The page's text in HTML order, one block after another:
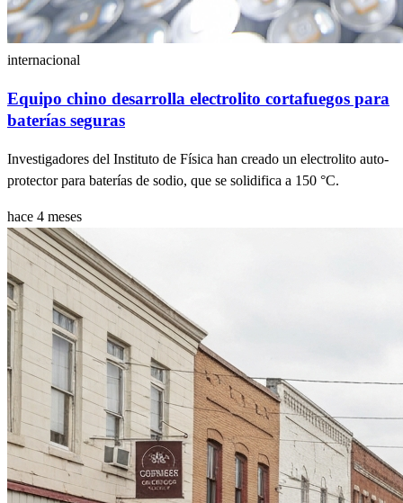
internacional
Equipo chino desarrolla electrolito cortafuegos para
baterías seguras
Investigadores del Instituto de Física han creado un electrolito auto-
protector para baterías de sodio, que se solidifica a 150 °C.
hace 4 meses